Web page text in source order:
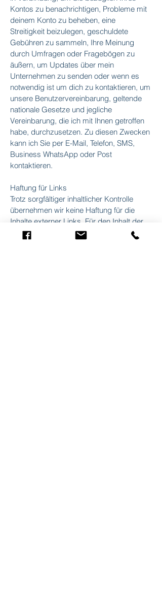
Kontos zu benachrichtigen, Probleme mit
deinem Konto zu beheben, eine
Streitigkeit beizulegen, geschuldete
Gebühren zu sammeln, Ihre Meinung
durch Umfragen oder Fragebögen zu
äußern, um Updates über mein
Unternehmen zu senden oder wenn es
notwendig ist um dich zu kontaktieren, um
unsere Benutzervereinbarung, geltende
nationale Gesetze und jegliche
Vereinbarung, die ich mit Ihnen getroffen
habe, durchzusetzen. Zu diesen Zwecken
kann ich Sie per E-Mail, Telefon, SMS,
Business WhatsApp oder Post
kontaktieren.
Haftung für Links
Trotz sorgfältiger inhaltlicher Kontrolle
übernehmen wir keine Haftung für die
Inhalte externer Links. Für den Inhalt der
verlinkten Seiten sind ausschließlich deren